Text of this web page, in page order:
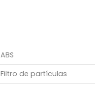
ABS
Filtro de partículas